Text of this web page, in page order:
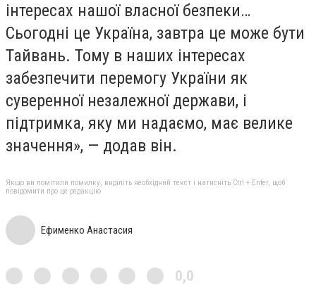
інтересах нашої власної безпеки…
Сьогодні це Україна, завтра це може бути
Тайвань. Тому в наших інтересах
забезпечити перемогу України як
суверенної незалежної держави, і
підтримка, яку ми надаємо, має велике
значення», — додав він.
Якщо ви помітили помилку, виділіть необхідний текст і натисніть Ctrl + Enter, щоб
повідомити про це редакцію
Ефименко Анастасия
0,0